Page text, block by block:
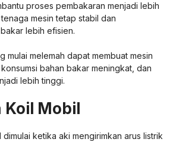
proses pembakaran menjadi lebih
mesin tetap stabil dan
lebih efisien.
mulai melemah dapat membuat mesin
bahan bakar meningkat, dan
lebih tinggi.
Koil Mobil
ketika aki mengirimkan arus listrik